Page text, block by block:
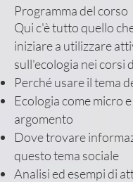
Programma del corso
Qui c'è tutto quello
iniziare a utilizzare
sull'ecologia nei corsi
Perché usare il tema
Ecologia come micro
argomento
Dove trovare
questo tema sociale
Analisi ed esempi di